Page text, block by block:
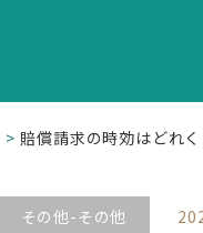
賠償請求の時効はどれ
その他-その他